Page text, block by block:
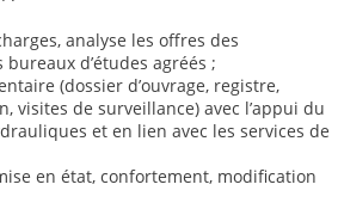
analyse les offres des
d’études agréés ;
(dossier d’ouvrage, registre,
visites de surveillance) avec l’appui du
et en lien avec les services de
en état, confortement, modification